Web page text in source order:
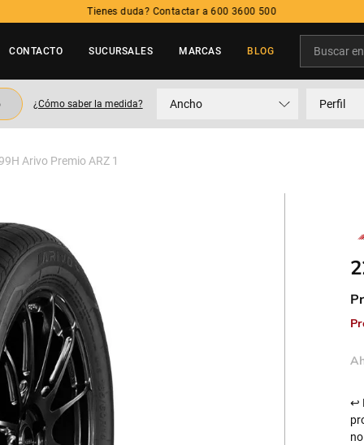
Tienes duda? Contactar a 600 3600
CONTACTO SUCURSALES MARCAS BLOG
¿Cómo saber la medida? Ancho Perfil
Arivo Premio ARZ 1
↩
TÉRMINOS MÁS BUSCADOS
. neumatico
3 . 235
5.